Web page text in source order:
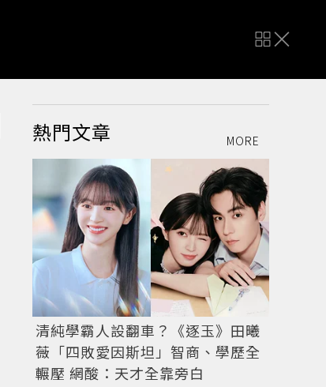
熱門文章 MORE
清純學霸人設翻車？《逐玉》田曦
薇「四敗愛因斯坦」智商、學歷全
輾壓 網酸：天才全靠旁白